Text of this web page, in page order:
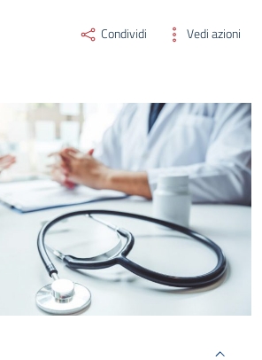
Condividi Vedi azioni